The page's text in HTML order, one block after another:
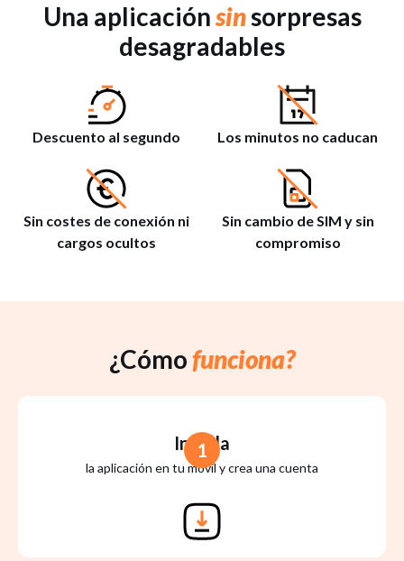
Una aplicaciónsinsorpresas
desagradables
Descuento al segundo Los minutos no caducan
Sin costes de conexión ni
cargos ocultos
Sin cambio de SIM y sin
compromiso
¿Cómo funciona?
Instala
la aplicación en tu móvil y crea una cuenta
1